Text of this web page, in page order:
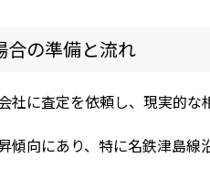
合の準備と流れ
に査定を依頼し、現実的な
傾向にあり、特に名鉄津島